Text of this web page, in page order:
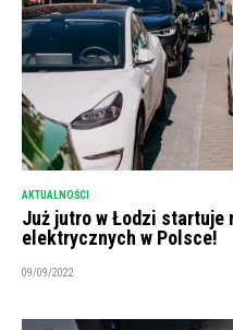
AKTUALNOŚCI
Już jutro w Łodzi startuje
elektrycznych w Polsce!
09/09/2022